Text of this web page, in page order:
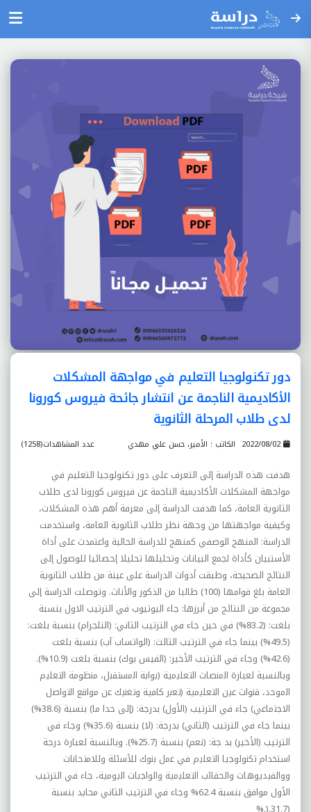
دور تكنولوجيا التعليم في مواجهة المشكلات
الأكاديمية الناجمة عن انتشار جائحة فيروس كورونا
لدى طلاب المرحلة الثانوية
2022/08/02 عدد المشاهدات(1258) الكاتب : الأمير، حسن علي مهدي
هدفت هذه الدراسة إلى التعرف على دور تكنولوجيا التعليم في
مواجهة المشكلات الأكاديمية الناجمة عن فيروس كورونا لدى طلاب
الثانوية العامة، كما هدفت الدراسة إلى معرفة أهم هذه المشكلات،
وكيفية مواجهتها من وجهة نظر طلاب الثانوية العامة، واستخدمت
الدراسة: المنهج الوصفي كمنهج للدراسة الحالية واعتمدت على أداة
الأستبيان كأداة لجمع البيانات وتحليلها تحليلا إحصائيا للوصول إلى
النتائج الصحيحة، وطبقت أدوات الدراسة على عينة من طلاب الثانوية
العامة بلغ قوامها (100) طالبا من الذكور والأناث. وتوصلت الدراسة إلى
مجموعة من النتائج من أبرزها: جاء اليوتيوب في الترتيب الاول بنسبة
بلغت: (83.2%) في حين جاء في الترتيب الثاني: (التلجرام) بنسبة بلغت:
(49.5%) بينما جاء في الترتيب الثالث: (الواتساب آب) بنسبة بلغت
(42.6%) وجاء في الترتيب الأخير: (الفيس بوك) بنسبة بلغت (10.9%).
وبالنسبة لعبارة اﻟﻣﻧﺻﺎت اﻟﺗﻌﻠﯾﻣﯾﺔ (ﺑواﺑﺔ اﻟﻣﺳﺗﻘﺑل، ﻣﻧظوﻣﺔ اﻟﺗﻌﻠﯾم
اﻟﻣوﺣد، ﻗﻧوات ﻋﯾن اﻟﺗﻌﻠﯾﻣﯾﺔ (ﺗﻌﺑر ﻛﺎﻓﯾﺔ وﺗﻐﻧﯾك ﻋن ﻣواﻗﻊ اﻟﺗواﺻل
اﻻﺟﺗﻣﺎﻋﻲ) جاء في الترتيب (الأول) بدرجة: (إلى حدا ما) بنسبة (38.6%)
بينما جاء في الترتيب (الثاني) بدرجة: (لا) بنسبة (35.6%) وجاء في
الترتيب (الأخير) بد جة: (نعم) بنسبة (25.7%). وبالنسبة لعبارة درجة
استخدام ﺗﻛﻧوﻟوﺟﯾﺎ اﻟﺗﻌﻠﯾم ﻓﻲ ﻋﻣل ﺑﻧوك ﻟﻸﺳﺋﻠﺔ وﻟﻼﻣﺗﺣﺎﻧﺎت
وواﻟﻔﯾدﯾوھﺎت واﻟﺣﻘﺎﺋب اﻟﺗﻌﻠﯾﻣﯾﺔ واﻟواﺟﺑﺎت اﻟﯾوﻣﯾﺔ، جاء في الترتيب
الأول موافق بنسبة 62.4% وجاء في الترتيب الثاني محايد بنسبة